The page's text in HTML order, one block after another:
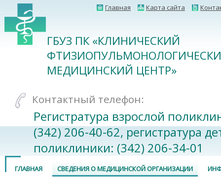
Главная Карта сайта
ГБУЗ ПК «КЛИНИЧЕСКИЙ
МЕДИЦИНСКИЙ ЦЕНТР»
Контактный телефон:
Регистратура взрослой
(342) 206-40-62, регистратура
поликлиники: (342) 206-34-01
ГЛАВНАЯ СВЕДЕНИЯ О МЕДИЦИНСКОЙ ОРГАНИЗАЦИИ